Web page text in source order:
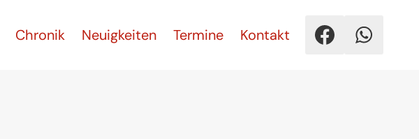
Chronik Neuigkeiten Termine Kontakt